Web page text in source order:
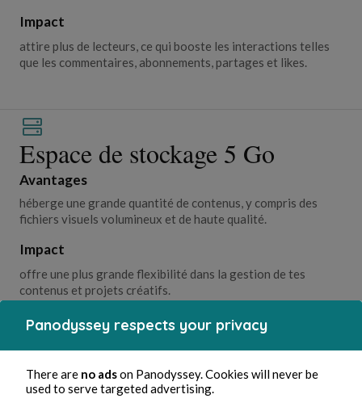
Impact
attire plus de lecteurs, ce qui booste les interactions telles
que les commentaires, abonnements, partages et likes.
Espace de stockage 5 Go
Avantages
héberge une grande quantité de contenus, y compris des
fichiers visuels volumineux et de haute qualité.
Impact
offre une plus grande flexibilité dans la gestion de tes
contenus et projets créatifs.
Panodyssey respects your privacy
There are no adson Panodyssey. Cookies will never be
used to serve targeted advertising.